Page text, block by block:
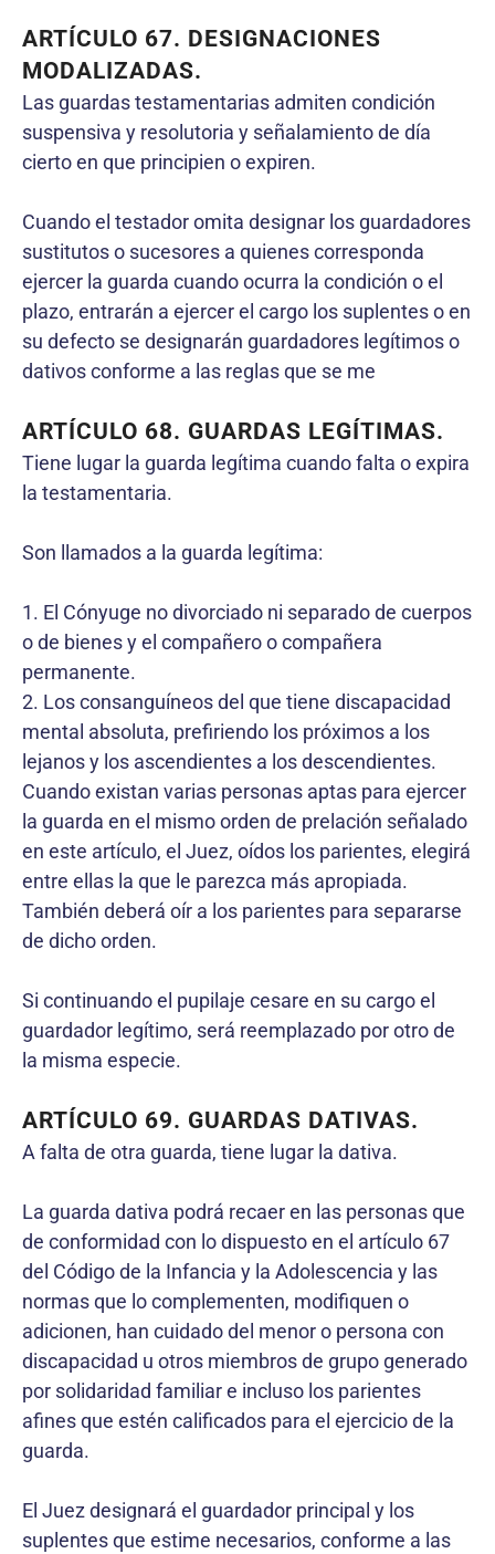
ARTÍCULO 67. DESIGNACIONES
MODALIZADAS.
Las guardas testamentarias admiten condición
suspensiva y resolutoria y señalamiento de día
cierto en que principien o expiren.
Cuando el testador omita designar los guardadores
sustitutos o sucesores a quienes corresponda
ejercer la guarda cuando ocurra la condición o el
plazo, entrarán a ejercer el cargo los suplentes o en
su defecto se designarán guardadores legítimos o
dativos conforme a las reglas que se me
ARTÍCULO 68. GUARDAS LEGÍTIMAS.
Tiene lugar la guarda legítima cuando falta o expira
la testamentaria.
Son llamados a la guarda legítima:
1. El Cónyuge no divorciado ni separado de cuerpos
o de bienes y el compañero o compañera
permanente.
2. Los consanguíneos del que tiene discapacidad
mental absoluta, prefiriendo los próximos a los
lejanos y los ascendientes a los descendientes.
Cuando existan varias personas aptas para ejercer
la guarda en el mismo orden de prelación señalado
en este artículo, el Juez, oídos los parientes, elegirá
entre ellas la que le parezca más apropiada.
También deberá oír a los parientes para separarse
de dicho orden.
Si continuando el pupilaje cesare en su cargo el
guardador legítimo, será reemplazado por otro de
la misma especie.
ARTÍCULO 69. GUARDAS DATIVAS.
A falta de otra guarda, tiene lugar la dativa.
La guarda dativa podrá recaer en las personas que
de conformidad con lo dispuesto en el artículo 67
del Código de la Infancia y la Adolescencia y las
normas que lo complementen, modifiquen o
adicionen, han cuidado del menor o persona con
discapacidad u otros miembros de grupo generado
por solidaridad familiar e incluso los parientes
afines que estén calificados para el ejercicio de la
guarda.
El Juez designará el guardador principal y los
suplentes que estime necesarios, conforme a las